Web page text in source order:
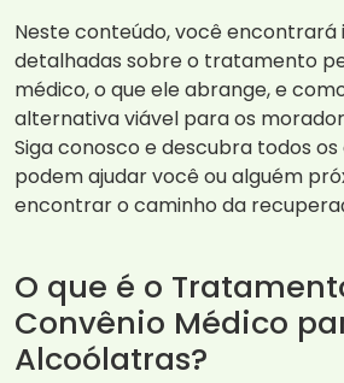
Neste conteúdo, você encontrará
detalhadas sobre o tratamento
médico, o que ele abrange, e
alternativa viável para os
Siga conosco e descubra todos
podem ajudar você ou alguém
encontrar o caminho da
O que é o
Convênio Médico
Alcoólatras?